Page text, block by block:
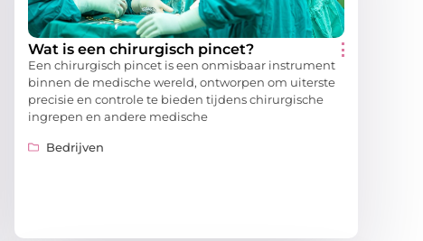
Wat is een chirurgisch pincet?
Een chirurgisch pincet is een onmisbaar instrument
binnen de medische wereld, ontworpen om uiterste
precisie en controle te bieden tijdens chirurgische
ingrepen en andere medische
Bedrijven